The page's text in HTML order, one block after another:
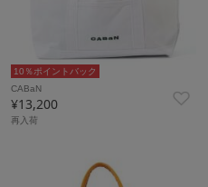
10％ポイントバック
CABaN
¥13,200
再入荷